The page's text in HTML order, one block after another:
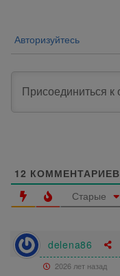
Авторизуйтесь
12 КОММЕНТАРИЕВ
Старые
delena86
2026 лет назад